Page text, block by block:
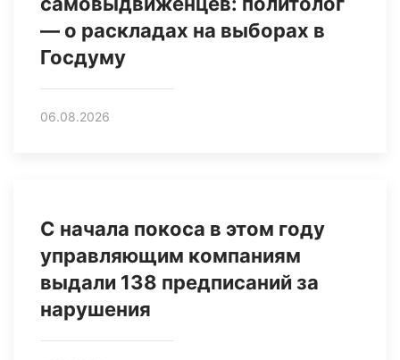
— о раскладах на выборах в
Госдуму
06.08.2026
С начала покоса в этом году
управляющим компаниям
выдали 138 предписаний за
нарушения